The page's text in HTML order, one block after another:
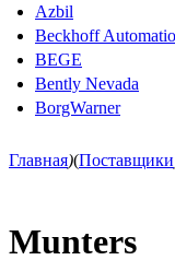
Azbil
Beckhoff
BEGE
Bently Nevada
BorgWarner
Главная)(Поставщики
Munters